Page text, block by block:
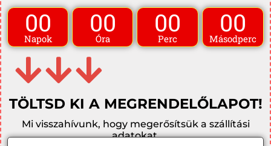
00
Napok
00
Óra
00
Perc
00
Másodperc
TÖLTSD KI A MEGRENDELŐLAPOT!
Mi visszahívunk, hogy megerősítsük a szállítási
adatokat.